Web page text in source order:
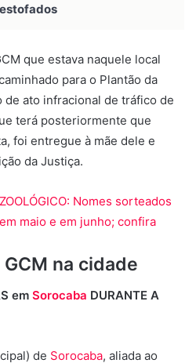
que estava naquele local
para o Plantão da
ato infracional de tráfico de
terá posteriormente que
foi entregue à mãe dele e
da Justiça.
Nomes sorteados
maio e em junho; confira
na cidade
em Sorocaba DURANTE A
de Sorocaba, aliada ao